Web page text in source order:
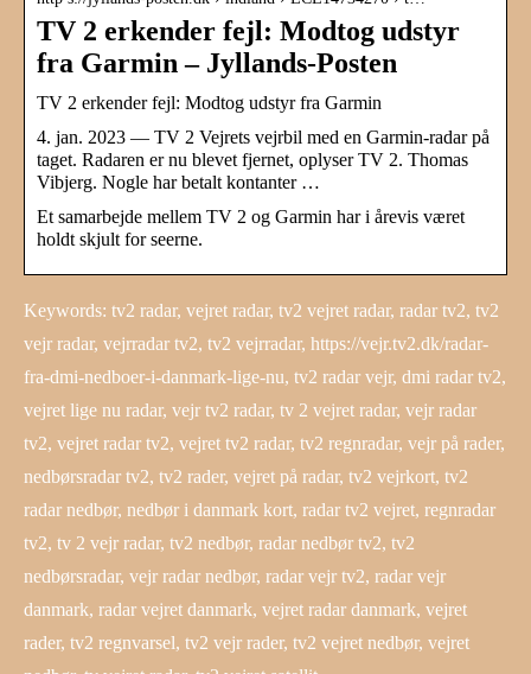
TV 2 erkender fejl: Modtog udstyr
fra Garmin – Jyllands-Posten
TV 2 erkender fejl: Modtog udstyr fra Garmin
4. jan. 2023 — TV 2 Vejrets vejrbil med en Garmin-radar på
taget. Radaren er nu blevet fjernet, oplyser TV 2. Thomas
Vibjerg. Nogle har betalt kontanter …
Et samarbejde mellem TV 2 og Garmin har i årevis været
holdt skjult for seerne.
Keywords: tv2 radar, vejret radar, tv2 vejret radar, radar tv2, tv2
vejr radar, vejrradar tv2, tv2 vejrradar, https://vejr.tv2.dk/radar-
fra-dmi-nedboer-i-danmark-lige-nu, tv2 radar vejr, dmi radar tv2,
vejret lige nu radar, vejr tv2 radar, tv 2 vejret radar, vejr radar
tv2, vejret radar tv2, vejret tv2 radar, tv2 regnradar, vejr på rader,
nedbørsradar tv2, tv2 rader, vejret på radar, tv2 vejrkort, tv2
radar nedbør, nedbør i danmark kort, radar tv2 vejret, regnradar
tv2, tv 2 vejr radar, tv2 nedbør, radar nedbør tv2, tv2
nedbørsradar, vejr radar nedbør, radar vejr tv2, radar vejr
danmark, radar vejret danmark, vejret radar danmark, vejret
rader, tv2 regnvarsel, tv2 vejr rader, tv2 vejret nedbør, vejret